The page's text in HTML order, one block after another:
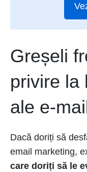
Greșeli
privire la
ale e-
Dacă doriți să
email marketing,
care doriți să le